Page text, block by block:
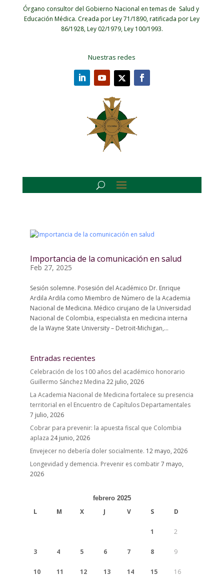
Órgano consultor del Gobierno Nacional en temas de Salud y
Educación Médica. Creada por Ley 71/1890, ratificada por Ley
86/1928, Ley 02/1979, Ley 100/1993.
Nuestras redes
Importancia de la comunicación en salud
Feb 27, 2025
Sesión solemne. Posesión del Académico Dr. Enrique
Ardila Ardila como Miembro de Número de la Academia
Nacional de Medicina. Médico cirujano de la Universidad
Nacional de Colombia, especialista en medicina interna
de la Wayne State University – Detroit-Michigan,...
Entradas recientes
Celebración de los 100 años del académico honorario
Guillermo Sánchez Medina 22 julio, 2026
La Academia Nacional de Medicina fortalece su presencia
territorial en el Encuentro de Capítulos Departamentales
7 julio, 2026
Cobrar para prevenir: la apuesta fiscal que Colombia
aplaza 24 junio, 2026
Envejecer no debería doler socialmente. 12 mayo, 2026
Longevidad y demencia. Prevenir es combatir7 mayo,
2026
febrero 2025
L M X J V S D
1 2
3 4 5 6 7 8 9
10 11 12 13 14 15 16